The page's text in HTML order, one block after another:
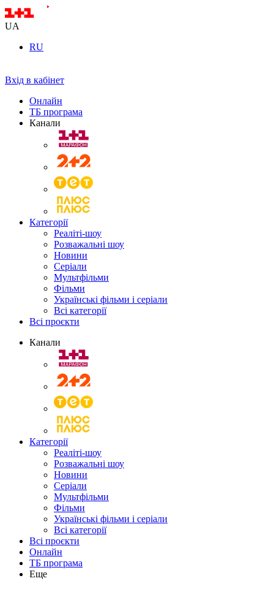
UA
RU
Вхід в кабінет
Онлайн
ТБ програма
Канали
Категорії
Реаліті-шоу
Розважальні шоу
Новини
Серіали
Мультфільми
Фільми
Українські фільми і серіали
Всі категорії
Всі проєкти
Канали
Категорії
Реаліті-шоу
Розважальні шоу
Новини
Серіали
Мультфільми
Фільми
Українські фільми і серіали
Всі категорії
Всі проєкти
Онлайн
ТБ програма
Еще